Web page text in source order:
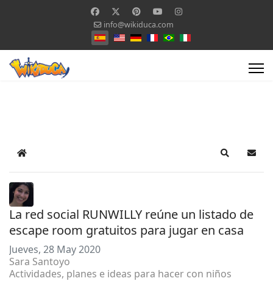
info@wikiduca.com
Seleccione su idioma
Home Search
La red social RUNWILLY reúne un listado de
escape room gratuitos para jugar en casa
Jueves, 28 May 2020
Sara Santoyo
Actividades, planes e ideas para hacer con niños